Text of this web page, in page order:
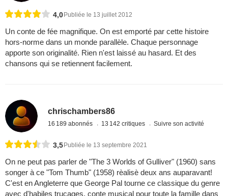
4,0Publiée le 13 juillet 2012
Un conte de fée magnifique. On est emporté par cette histoire
hors-norme dans un monde parallèle. Chaque personnage
apporte son originalité. Rien n'est laissé au hasard. Et des
chansons qui se retiennent facilement.
chrischambers86
16 189 abonnés 13 142 critiques Suivre son activité
3,5 Publiée le 13 septembre 2021
On ne peut pas parler de "The 3 Worlds of Gulliver" (1960) sans
songer à ce "Tom Thumb" (1958) rèalisè deux ans auparavant!
C'est en Angleterre que George Pal tourne ce classique du genre
avec d'habiles trucages, conte musical pour toute la famille dans